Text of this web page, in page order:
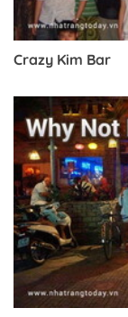
Crazy Kim Bar